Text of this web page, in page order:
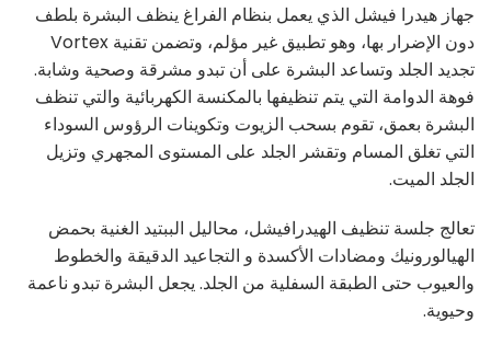
جهاز هيدرا فيشل الذي يعمل بنظام الفراغ ينظف البشرة بلطف
دون الإضرار بها، وهو تطبيق غير مؤلم، وتضمن تقنية Vortex
تجديد الجلد وتساعد البشرة على أن تبدو مشرقة وصحية وشابة.
فوهة الدوامة التي يتم تنظيفها بالمكنسة الكهربائية والتي تنظف
البشرة بعمق، تقوم بسحب الزيوت وتكوينات الرؤوس السوداء
التي تغلق المسام وتقشر الجلد على المستوى المجهري وتزيل
الجلد الميت.
تعالج جلسة تنظيف الهيدرافيشل، محاليل الببتيد الغنية بحمض
الهيالورونيك ومضادات الأكسدة و التجاعيد الدقيقة والخطوط
والعيوب حتى الطبقة السفلية من الجلد. يجعل البشرة تبدو ناعمة
وحيوية.